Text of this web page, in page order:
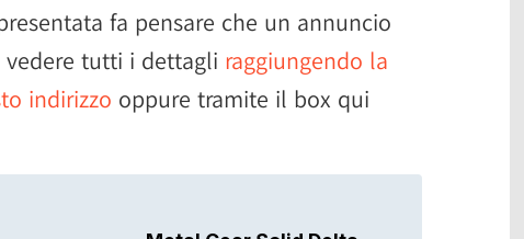
fa pensare che un annuncio
tutti i dettagli raggiungendo la
indirizzo oppure tramite il box qui